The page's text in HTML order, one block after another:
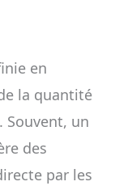
en
la quantité
Souvent, un
des
par les